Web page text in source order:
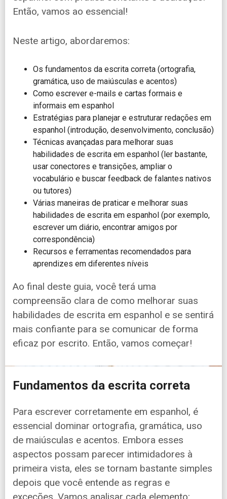
Então, vamos ao essencial!
Neste artigo, abordaremos:
Os fundamentos da escrita correta (ortografia,
gramática, uso de maiúsculas e acentos)
Como escrever e-mails e cartas formais e
informais em espanhol
Estratégias para planejar e estruturar redações em
espanhol (introdução, desenvolvimento, conclusão)
Técnicas avançadas para melhorar suas
habilidades de escrita em espanhol (ler bastante,
usar conectores e transições, ampliar o
vocabulário e buscar feedback de falantes nativos
ou tutores)
Várias maneiras de praticar e melhorar suas
habilidades de escrita em espanhol (por exemplo,
escrever um diário, encontrar amigos por
correspondência)
Recursos e ferramentas recomendados para
aprendizes em diferentes níveis
Ao final deste guia, você terá uma
compreensão clara de como melhorar suas
habilidades de escrita em espanhol e se sentirá
mais confiante para se comunicar de forma
eficaz por escrito. Então, vamos começar!
Fundamentos da escrita correta
Para escrever corretamente em espanhol, é
essencial dominar ortografia, gramática, uso
de maiúsculas e acentos. Embora esses
aspectos possam parecer intimidadores à
primeira vista, eles se tornam bastante simples
depois que você entende as regras e
exceções. Vamos analisar cada elemento: